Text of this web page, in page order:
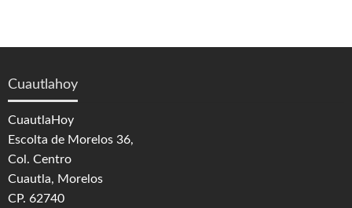
Cuautlahoy
CuautlaHoy
Escolta de Morelos 36,
Col. Centro
Cuautla, Morelos
CP. 62740